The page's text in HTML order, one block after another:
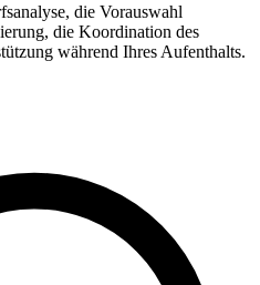
die Vorauswahl
die Koordination des
während Ihres Aufenthalts.